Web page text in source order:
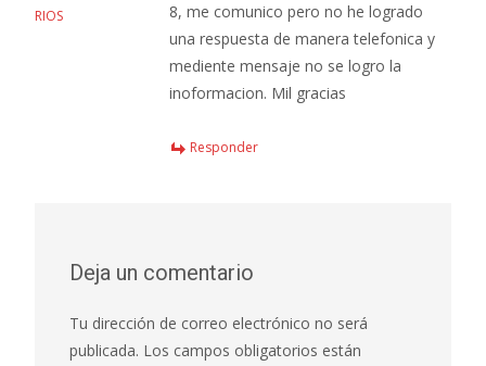
RIOS
8, me comunico pero no he logrado
una respuesta de manera telefonica y
mediente mensaje no se logro la
inoformacion. Mil gracias
Responder
Deja un comentario
Tu dirección de correo electrónico no será
publicada. Los campos obligatorios están